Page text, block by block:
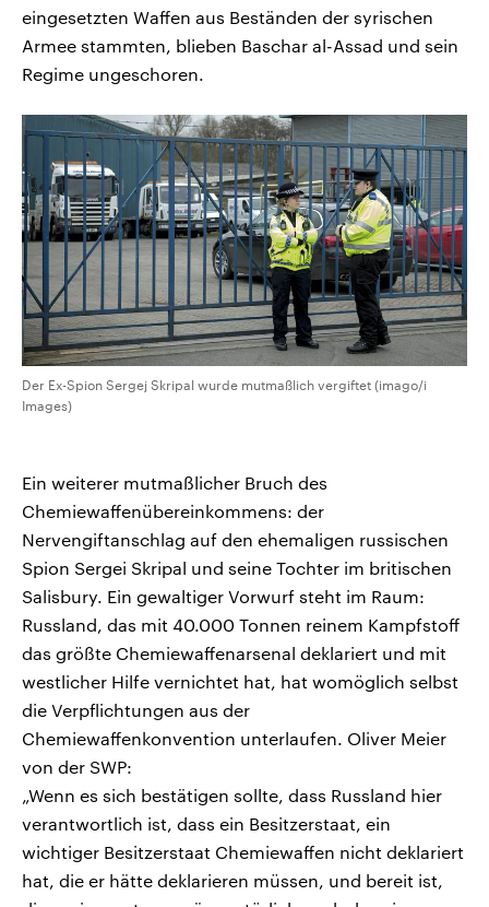
eingesetzten Waffen aus Beständen der syrischen
Armee stammten, blieben Baschar al-Assad und sein
Regime ungeschoren.
Der Ex-Spion Sergej Skripal wurde mutmaßlich vergiftet (imago/i
Images)
Ein weiterer mutmaßlicher Bruch des
Chemiewaffenübereinkommens: der
Nervengiftanschlag auf den ehemaligen russischen
Spion Sergei Skripal und seine Tochter im britischen
Salisbury. Ein gewaltiger Vorwurf steht im Raum:
Russland, das mit 40.000 Tonnen reinem Kampfstoff
das größte Chemiewaffenarsenal deklariert und mit
westlicher Hilfe vernichtet hat, hat womöglich selbst
die Verpflichtungen aus der
Chemiewaffenkonvention unterlaufen. Oliver Meier
von der SWP:
„Wenn es sich bestätigen sollte, dass Russland hier
verantwortlich ist, dass ein Besitzerstaat, ein
wichtiger Besitzerstaat Chemiewaffen nicht deklariert
hat, die er hätte deklarieren müssen, und bereit ist,